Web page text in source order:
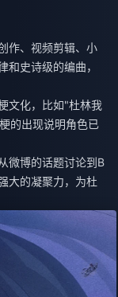
作、视频剪辑、小
史诗级的编曲，
文化，比如"杜林我
的出现说明角色已
微博的话题讨论到B
大的凝聚力，为杜